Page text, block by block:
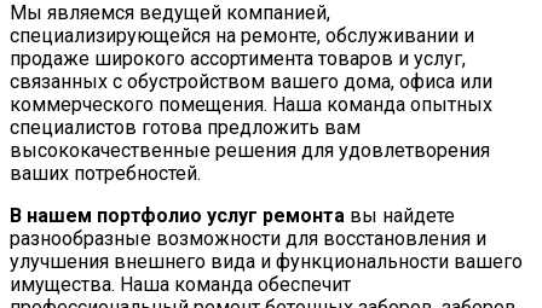
Мы являемся ведущей компанией,
специализирующейся на ремонте, обслуживании и
продаже широкого ассортимента товаров и услуг,
связанных с обустройством вашего дома, офиса или
коммерческого помещения. Наша команда опытных
специалистов готова предложить вам
высококачественные решения для удовлетворения
ваших потребностей.
В нашем портфолио услуг ремонта вы найдете
разнообразные возможности для восстановления и
улучшения внешнего вида и функциональности вашего
имущества. Наша команда обеспечит